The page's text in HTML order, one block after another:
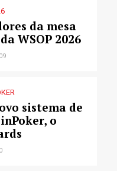
da mesa
WSOP 2026
sistema de
o